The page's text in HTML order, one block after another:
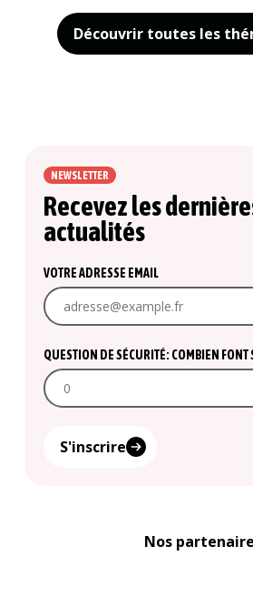
Découvrir toutes les
NEWSLETTER
Recevez les
actualités
VOTRE ADRESSE EMAIL
QUESTION DE SÉCURITÉ: COMBIEN FONT
S'inscrire
Nos